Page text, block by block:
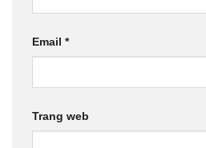
Email *
Trang web